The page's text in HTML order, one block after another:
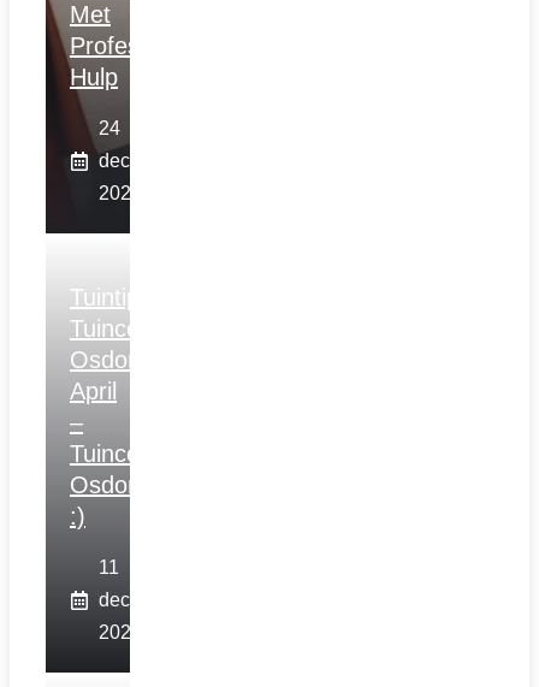
Met
Professionele
Hulp
24
december
2025
Tuintips
Tuincentrum
Osdorp
April
–
Tuincentrum
Osdorp
:)
11
december
2025